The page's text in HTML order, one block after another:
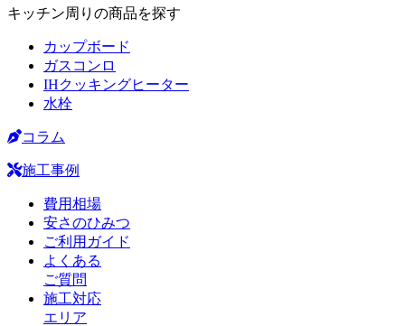
キッチン周りの商品を探す
カップボード
ガスコンロ
IHクッキングヒーター
水栓
コラム
施工事例
費用相場
安さのひみつ
ご利用ガイド
よくある
ご質問
施工対応
エリア